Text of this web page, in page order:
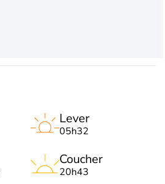
Lever
05h32
Coucher
20h43